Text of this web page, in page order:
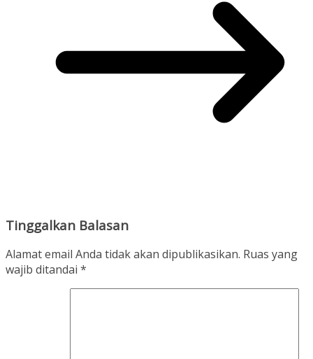
Tinggalkan Balasan
Alamat email Anda tidak akan dipublikasikan. Ruas yang
wajib ditandai *